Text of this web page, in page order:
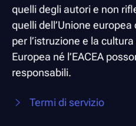
quelli degli autori e non
quelli dell’Unione europea
per l’istruzione e la cultura
Europea né l’EACEA
responsabili.
Termi di servizio